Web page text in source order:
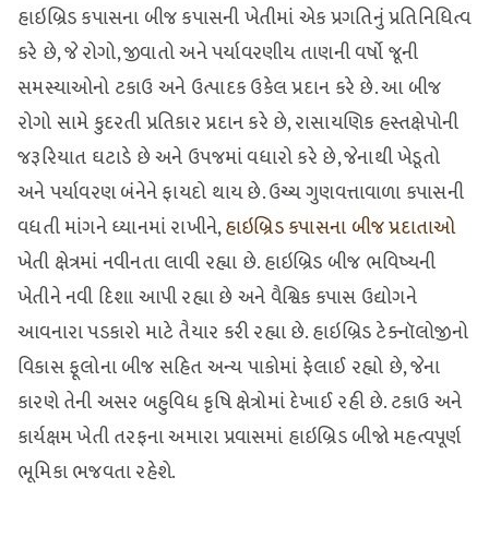
હાઇબ્રિડ કપાસના બીજ કપાસની ખેતીમાં એક પ્રગતિનું પ્રતિનિધિત્વ
કરે છે, જે રોગો, જીવાતો અને પર્યાવરણીય તાણની વર્ષો જૂની
સમસ્યાઓનો ટકાઉ અને ઉત્પાદક ઉકેલ પ્રદાન કરે છે. આ બીજ
રોગો સામે કુદરતી પ્રતિકાર પ્રદાન કરે છે, રાસાયણિક હસ્તક્ષેપોની
જરૂરિયાત ઘટાડે છે અને ઉપજમાં વધારો કરે છે, જેનાથી ખેડૂતો
અને પર્યાવરણ બંનેને ફાયદો થાય છે. ઉચ્ચ ગુણવત્તાવાળા કપાસની
વધતી માંગને ધ્યાનમાં રાખીને,હાઇબ્રિડ કપાસના બીજ પ્રદાતાઓ
ખેતી ક્ષેત્રમાં નવીનતા લાવી રહ્યા છે. હાઇબ્રિડ બીજ ભવિષ્યની
ખેતીને નવી દિશા આપી રહ્યા છે અને વૈશ્વિક કપાસ ઉદ્યોગને
આવનારા પડકારો માટે તૈયાર કરી રહ્યા છે. હાઇબ્રિડ ટેક્નૉલોજીનો
વિકાસ ફૂલોના બીજ સહિત અન્ય પાકોમાં ફેલાઈ રહ્યો છે, જેના
કારણે તેની અસર બહુવિધ કૃષિ ક્ષેત્રોમાં દેખાઈ રહી છે. ટકાઉ અને
કાર્યક્ષમ ખેતી તરફના અમારા પ્રવાસમાં હાઇબ્રિડ બીજો મહત્વપૂર્ણ
ભૂમિકા ભજવતા રહેશે.